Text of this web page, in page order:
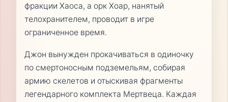
фракции Хаоса, а орк Хоар, нанятый
телохранителем, проводит в игре
ограниченное время.
Джон вынужден прокачиваться в одиночку
по смертоносным подземельям, собирая
армию скелетов и отыскивая фрагменты
легендарного комплекта Мертвеца. Каждая